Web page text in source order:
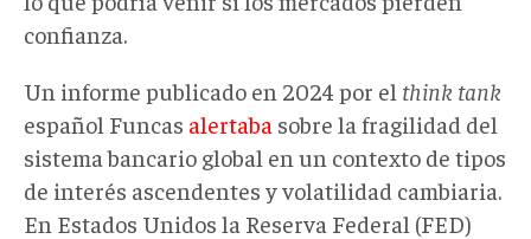
confianza.
Un informe publicado en 2024 por el think tank
español Funcas alertaba sobre la fragilidad del
sistema bancario global en un contexto de tipos
de interés ascendentes y volatilidad cambiaria.
En Estados Unidos la Reserva Federal (FED)